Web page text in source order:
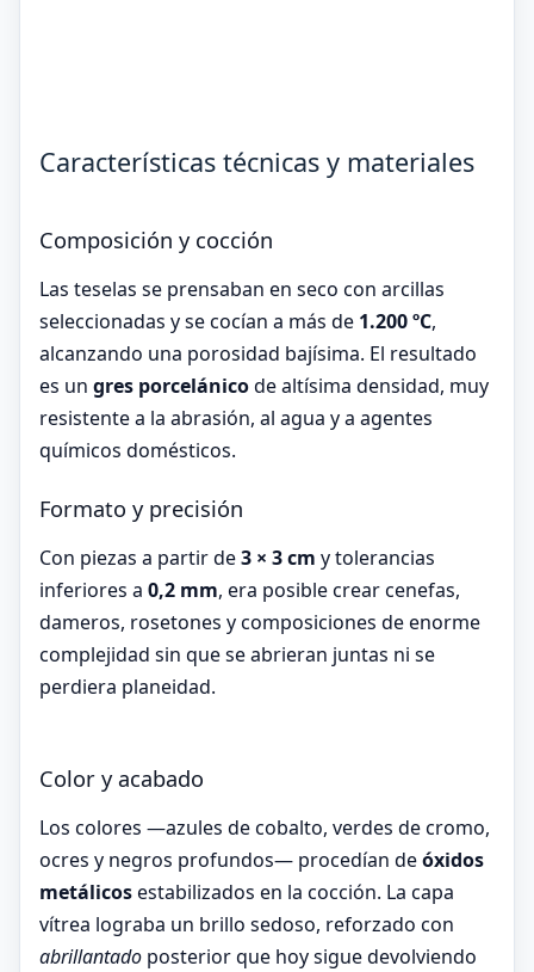
Características técnicas y materiales
Composición y cocción
Las teselas se prensaban en seco con arcillas
seleccionadas y se cocían a más de 1.200 ºC,
alcanzando una porosidad bajísima. El resultado
es un gres porcelánicode altísima densidad, muy
resistente a la abrasión, al agua y a agentes
químicos domésticos.
Formato y precisión
Con piezas a partir de3 × 3 cm y tolerancias
inferiores a 0,2 mm, era posible crear cenefas,
dameros, rosetones y composiciones de enorme
complejidad sin que se abrieran juntas ni se
perdiera planeidad.
Color y acabado
Los colores —azules de cobalto, verdes de cromo,
ocres y negros profundos— procedían deóxidos
metálicosestabilizados en la cocción. La capa
vítrea lograba un brillo sedoso, reforzado con
abrillantado posterior que hoy sigue devolviendo